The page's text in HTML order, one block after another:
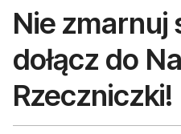
Nie zmarnuj
dołącz do
Rzeczniczki!